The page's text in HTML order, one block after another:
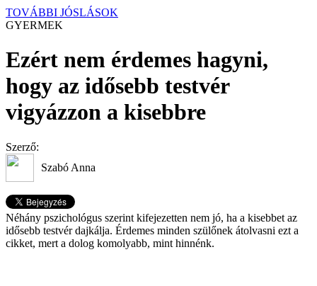
TOVÁBBI JÓSLÁSOK
GYERMEK
Ezért nem érdemes hagyni,
hogy az idősebb testvér
vigyázzon a kisebbre
Szerző:
Szabó Anna
Néhány pszichológus szerint kifejezetten nem jó, ha a kisebbet az
idősebb testvér dajkálja. Érdemes minden szülőnek átolvasni ezt a
cikket, mert a dolog komolyabb, mint hinnénk.